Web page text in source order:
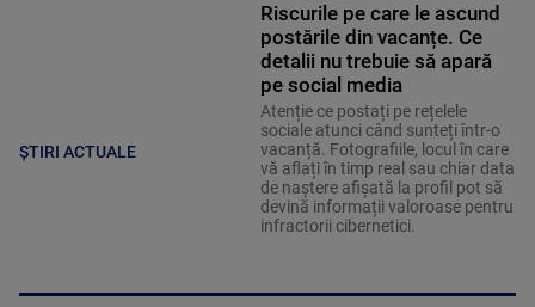
ȘTIRI ACTUALE
Riscurile pe care le ascund
postările din vacanțe. Ce
detalii nu trebuie să apară
pe social media
Atenție ce postați pe rețelele
sociale atunci când sunteți într-o
vacanță. Fotografiile, locul în care
vă aflați în timp real sau chiar data
de naștere afișată la profil pot să
devină informații valoroase pentru
infractorii cibernetici.